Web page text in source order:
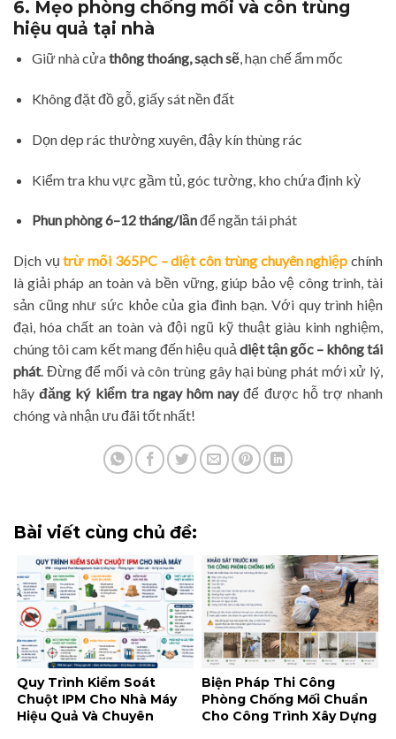
6. Mẹo phòng chống mối và côn trùng
hiệu quả tại nhà
Giữ nhà cửathông thoáng, sạch sẽ, hạn chế ẩm mốc
Không đặt đồ gỗ, giấy sát nền đất
Dọn dẹp rác thường xuyên, đậy kín thùng rác
Kiểm tra khu vực gầm tủ, góc tường, kho chứa định kỳ
Phun phòng 6–12 tháng/lầnđể ngăn tái phát
Dịch vụtrừ mối 365PC – diệt côn trùng chuyên nghiệp chính
là giải pháp an toàn và bền vững, giúp bảo vệ công trình, tài
sản cũng như sức khỏe của gia đình bạn. Với quy trình hiện
đại, hóa chất an toàn và đội ngũ kỹ thuật giàu kinh nghiệm,
chúng tôi cam kết mang đến hiệu quả diệt tận gốc – không tái
phát. Đừng để mối và côn trùng gây hại bùng phát mới xử lý,
hãyđăng ký kiểm tra ngay hôm nayđể được hỗ trợ nhanh
chóng và nhận ưu đãi tốt nhất!
Bài viết cùng chủ đề:
Quy Trình Kiểm Soát
Chuột IPM Cho Nhà Máy
Hiệu Quả Và Chuyên
Biện Pháp Thi Công
Phòng Chống Mối Chuẩn
Cho Công Trình Xây Dựng